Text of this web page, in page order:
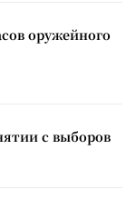
оружейного
с выборов